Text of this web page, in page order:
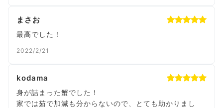
まさお
最高でした！
2022/2/21
kodama
身が詰まった蟹でした！
家では茹で加減も分からないので、とても助かりまし